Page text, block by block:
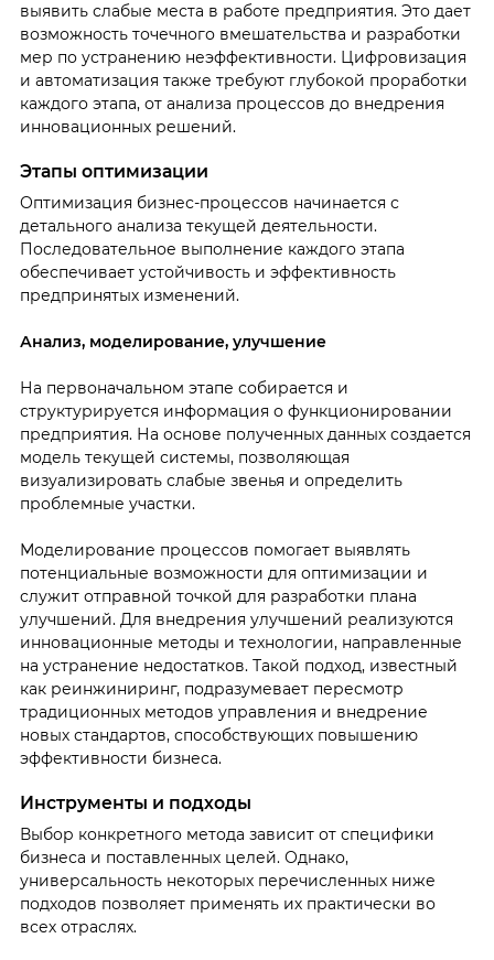
выявить слабые места в работе предприятия. Это дает
возможность точечного вмешательства и разработки
мер по устранению неэффективности. Цифровизация
и автоматизация также требуют глубокой проработки
каждого этапа, от анализа процессов до внедрения
инновационных решений.
Этапы оптимизации
Оптимизация бизнес-процессов начинается с
детального анализа текущей деятельности.
Последовательное выполнение каждого этапа
обеспечивает устойчивость и эффективность
предпринятых изменений.
Анализ, моделирование, улучшение
На первоначальном этапе собирается и
структурируется информация о функционировании
предприятия. На основе полученных данных создается
модель текущей системы, позволяющая
визуализировать слабые звенья и определить
проблемные участки.
Моделирование процессов помогает выявлять
потенциальные возможности для оптимизации и
служит отправной точкой для разработки плана
улучшений. Для внедрения улучшений реализуются
инновационные методы и технологии, направленные
на устранение недостатков. Такой подход, известный
как реинжиниринг, подразумевает пересмотр
традиционных методов управления и внедрение
новых стандартов, способствующих повышению
эффективности бизнеса.
Инструменты и подходы
Выбор конкретного метода зависит от специфики
бизнеса и поставленных целей. Однако,
универсальность некоторых перечисленных ниже
подходов позволяет применять их практически во
всех отраслях.